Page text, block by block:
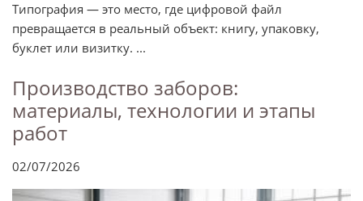
Типография — это место, где цифровой файл
превращается в реальный объект: книгу, упаковку,
буклет или визитку. ...
Производство заборов:
материалы, технологии и этапы
работ
02/07/2026